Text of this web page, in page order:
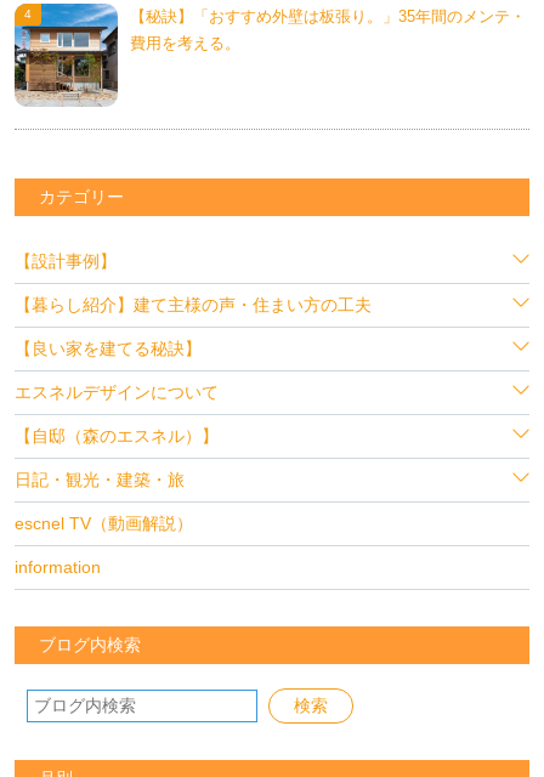
【秘訣】「おすすめ外壁は板張り。」35年間のメンテ・
費用を考える。
カテゴリー
【設計事例】
【暮らし紹介】建て主様の声・住まい方の工夫
【良い家を建てる秘訣】
エスネルデザインについて
【自邸（森のエスネル）】
日記・観光・建築・旅
escnel TV（動画解説）
information
ブログ内検索